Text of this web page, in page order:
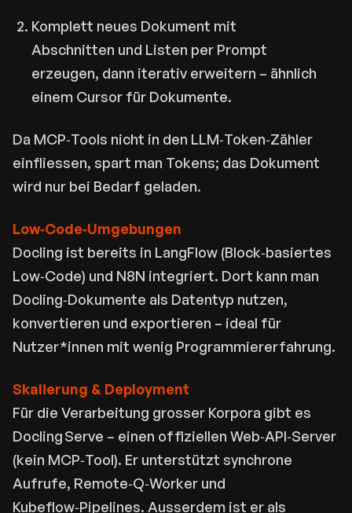
Komplett neues Dokument mit
Abschnitten und Listen per Prompt
erzeugen, dann iterativ erweitern – ähnlich
einem Cursor für Dokumente.
Da MCP‑Tools nicht in den LLM‑Token‑Zähler
einfliessen, spart man Tokens; das Dokument
wird nur bei Bedarf geladen.
Low‑Code‑Umgebungen
Docling ist bereits in LangFlow (Block‑basiertes
Low‑Code) und N8N integriert. Dort kann man
Docling‑Dokumente als Datentyp nutzen,
konvertieren und exportieren – ideal für
Nutzer*innen mit wenig Programmiererfahrung.
Skalierung & Deployment
Für die Verarbeitung grosser Korpora gibt es
Docling Serve – einen offiziellen Web‑API‑Server
(kein MCP‑Tool). Er unterstützt synchrone
Aufrufe, Remote‑Q‑Worker und
Kubeflow‑Pipelines. Ausserdem ist er als